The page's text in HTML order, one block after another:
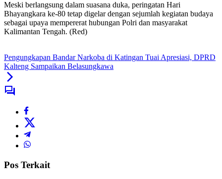
Meski berlangsung dalam suasana duka, peringatan Hari
Bhayangkara ke-80 tetap digelar dengan sejumlah kegiatan budaya
sebagai upaya mempererat hubungan Polri dan masyarakat
Kalimantan Tengah. (Red)
Pengungkapan Bandar Narkoba di Katingan Tuai Apresiasi, DPRD
Kalteng Sampaikan Belasungkawa
Pos Terkait